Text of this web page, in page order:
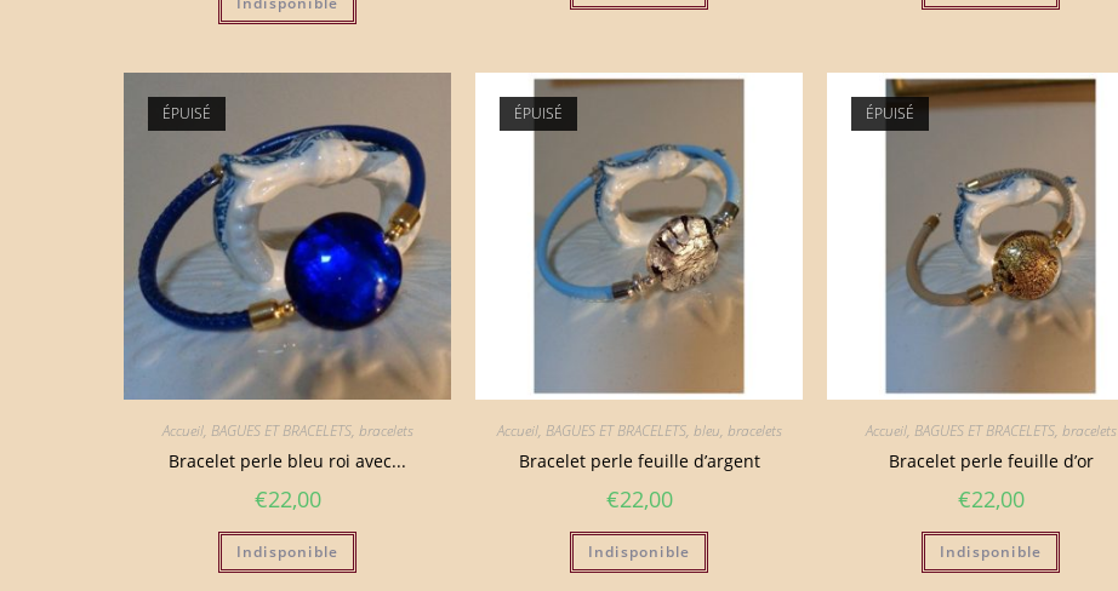
ÉPUISÉ
Accueil, BAGUES ET BRACELETS, bracelets
Bracelet perle bleu roi avec...
€22,00
Indisponible
ÉPUISÉ
Accueil, BAGUES ET BRACELETS, bleu, bracelets
Bracelet perle feuille d’argent
€22,00
Indisponible
ÉPUISÉ
Accueil, BAGUES ET BRACELETS, bracelets
Bracelet perle feuille d’or
€22,00
Indisponible